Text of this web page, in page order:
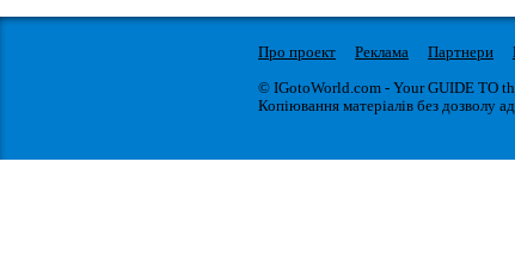
Про проект Реклама Партнери
© IGotoWorld.com - Your GUIDE TO
Копіювання матеріалів без дозволу